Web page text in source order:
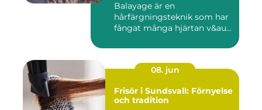
Balayage är en
hårfärgningsteknik som har
fångat många hjärtan v&au...
08. jun
Frisör i Sundsvall: Förnyelse
och tradition